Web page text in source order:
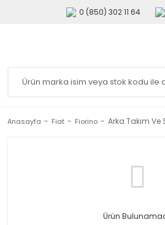
0 (850) 302 11 64
Anasayfa Fiat Fiorino Arka Takım
Ürün